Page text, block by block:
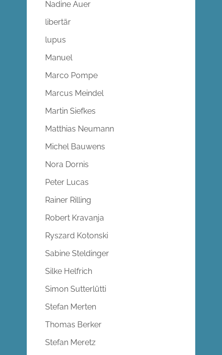
Nadine Auer
libertär
lupus
Manuel
Marco Pompe
Marcus Meindel
Martin Siefkes
Matthias Neumann
Michel Bauwens
Nora Dornis
Peter Lucas
Rainer Rilling
Robert Kravanja
Ryszard Kotonski
Sabine Steldinger
Silke Helfrich
Simon Sutterlütti
Stefan Merten
Thomas Berker
Stefan Meretz